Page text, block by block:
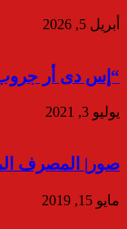
أبريل 5, 2026
“إس دى أر جروب
يوليو 3, 2021
صور| المصرف
مايو 15, 2019